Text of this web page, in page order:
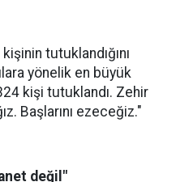
tutuklandığını
yönelik en büyük
kişi tutuklandı. Zehir
Başlarını ezeceğiz."
değil"